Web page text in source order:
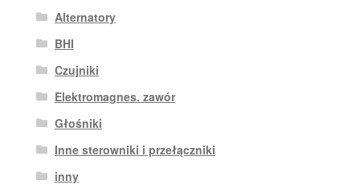
Alternatory
BHI
Czujniki
Elektromagnes. zawór
Głośniki
Inne sterowniki i przełączniki
inny